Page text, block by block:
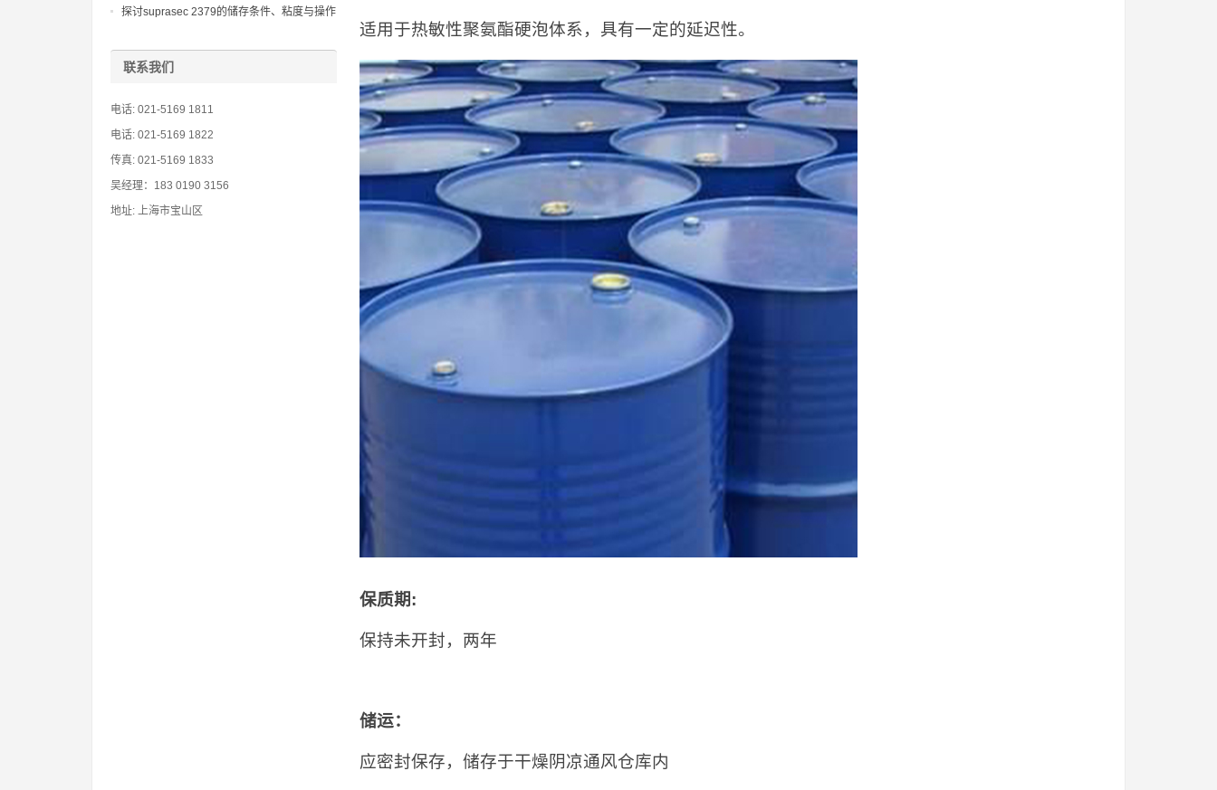
适用于热敏性聚氨酯硬泡体系，具有一定的延迟性。
保质期:
保持未开封，两年
储运：
应密封保存，储存于干燥阴凉通风仓库内
案例
探讨suprasec 2379的储存条件、粘度与操作
联系我们
电话: 021-5169 1811
电话: 021-5169 1822
传真: 021-5169 1833
吴经理：183 0190 3156
地址: 上海市宝山区